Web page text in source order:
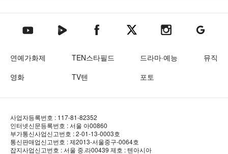
텐아시아 유튜브텐아시아 네이버TV텐아시아 페이스북텐아시아 엑스텐아시아 인스타그램
텐아시아
연예가화제 TEN스타필드 드라마·예능
뮤직
영화
TV텐 포토
사업자등록번호 : 117-81-82352
인터넷신문등록번호 : 서울 아00860
부가통신사업신고번호 : 2-01-13-0003호
통신판매업신고번호 : 제2013-서울중구-0064호
잡지사업신고번호 : 서울 중.라00439 제호 : 텐아시아